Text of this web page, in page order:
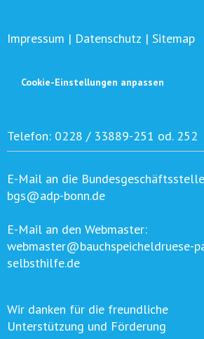
Impressum | Datenschutz | Sitemap
Cookie-Einstellungen anpassen
Telefon: 0228 / 33889-251 od. 252
E-Mail an die
bgs@adp-bonn.de
E-Mail an den Webmaster:
webmaster@bauchspeicheldruese-
selbsthilfe.de
Wir danken für die freundliche
Unterstützung und Förderung